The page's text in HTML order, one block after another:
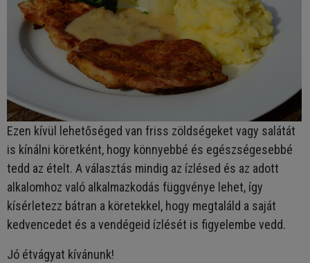
Ezen kívül lehetőséged van friss zöldségeket vagy salátát
is kínálni köretként, hogy könnyebbé és egészségesebbé
tedd az ételt. A választás mindig az ízlésed és az adott
alkalomhoz való alkalmazkodás függvénye lehet, így
kísérletezz bátran a köretekkel, hogy megtaláld a saját
kedvencedet és a vendégeid ízlését is figyelembe vedd.
Jó étvágyat kívánunk!